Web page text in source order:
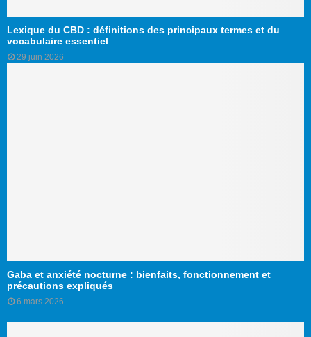
Lexique du CBD : définitions des principaux termes et du
vocabulaire essentiel
29 juin 2026
Gaba et anxiété nocturne : bienfaits, fonctionnement et
précautions expliqués
6 mars 2026